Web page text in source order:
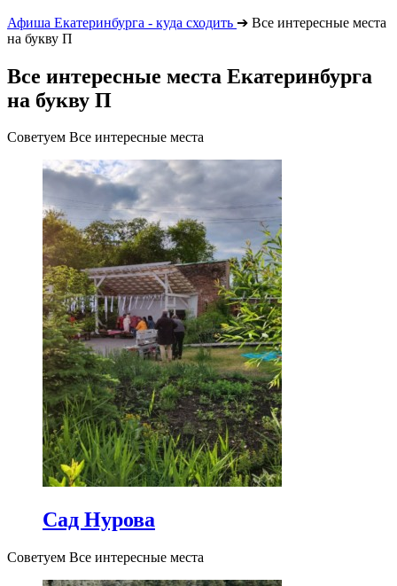
Афиша Екатеринбурга - куда сходить ➔ Все интересные места
на букву П
Все интересные места Екатеринбурга
на букву П
Советуем Все интересные места
Сад Нурова
Советуем Все интересные места